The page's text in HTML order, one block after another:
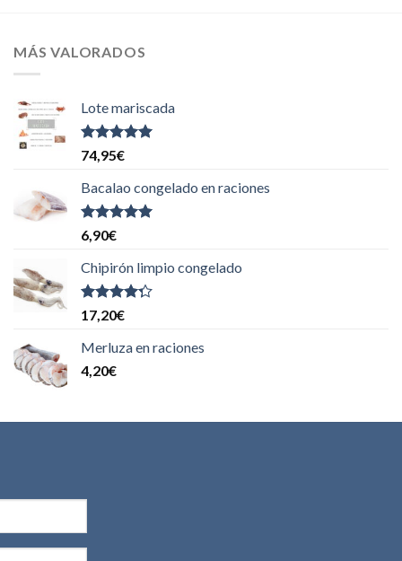
MÁS VALORADOS
Lote mariscada
Valorado
con
5
74,95€
Bacalao congelado en raciones
Valorado
con
5
6,90€
Chipirón limpio congelado
Valorado
con
de 5
17,20€
Merluza en raciones
4,20€